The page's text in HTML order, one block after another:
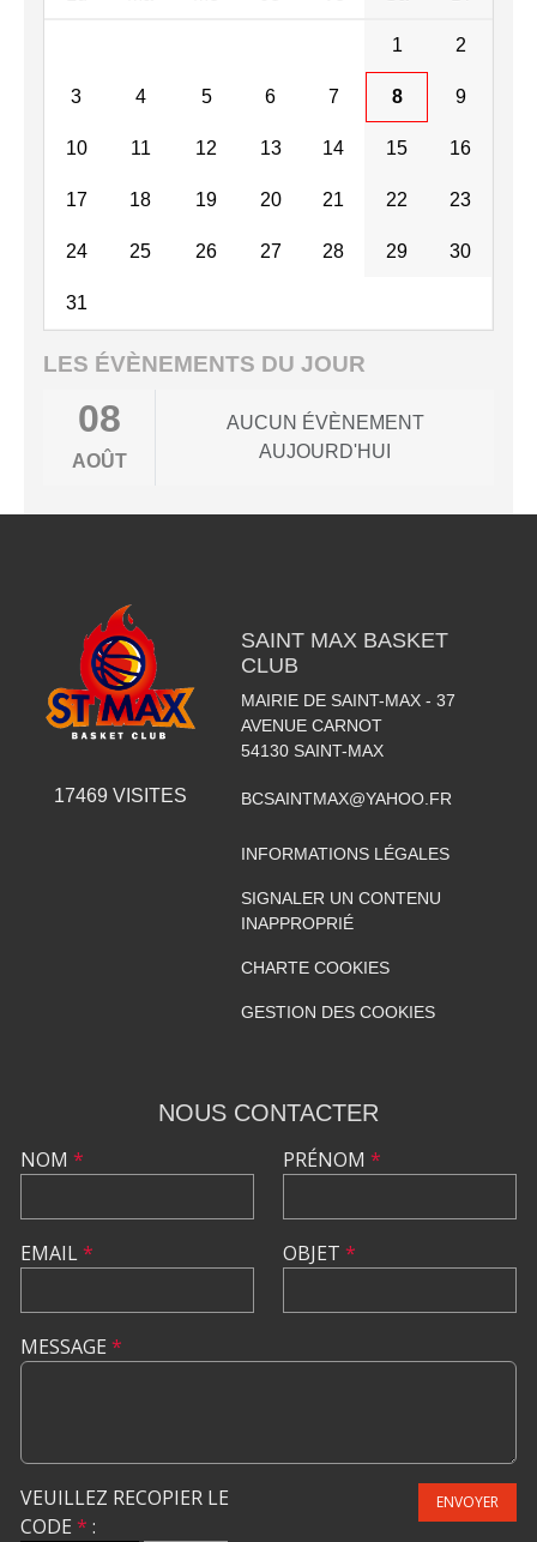
1 2
3 4 5 6 7 8 9
10 11 12 13 14 15 16
17 18 19 20 21 22 23
24 25 26 27 28 29 30
31
LES ÉVÈNEMENTS DU JOUR
08
AOÛT
AUCUN ÉVÈNEMENT
AUJOURD'HUI
17469 VISITES
SAINT MAX BASKET
CLUB
MAIRIE DE SAINT-MAX - 37
AVENUE CARNOT
54130 SAINT-MAX
BCSAINTMAX@YAHOO.FR
INFORMATIONS LÉGALES
SIGNALER UN CONTENU
INAPPROPRIÉ
CHARTE COOKIES
GESTION DES COOKIES
NOUS CONTACTER
NOM *
EMAIL*
PRÉNOM *
OBJET *
MESSAGE *
VEUILLEZ RECOPIER LE
CODE * :
ENVOYER